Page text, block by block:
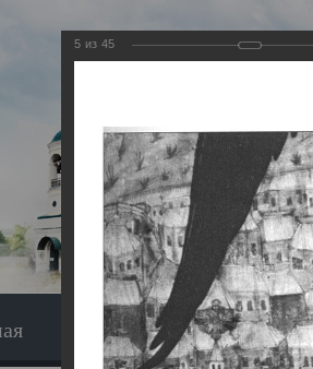
Экскурсия
5 из 45